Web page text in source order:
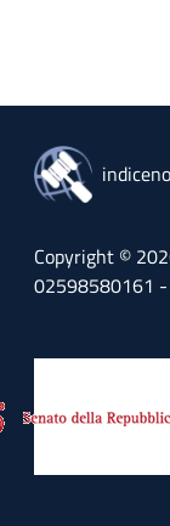
Copyright ©
02598580161